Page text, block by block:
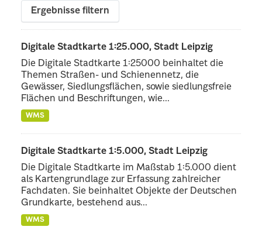
Ergebnisse filtern
Digitale Stadtkarte 1:25.000, Stadt Leipzig
Die Digitale Stadtkarte 1:25000 beinhaltet die
Themen Straßen- und Schienennetz, die
Gewässer, Siedlungsflächen, sowie siedlungsfreie
Flächen und Beschriftungen, wie...
WMS
Digitale Stadtkarte 1:5.000, Stadt Leipzig
Die Digitale Stadtkarte im Maßstab 1:5.000 dient
als Kartengrundlage zur Erfassung zahlreicher
Fachdaten. Sie beinhaltet Objekte der Deutschen
Grundkarte, bestehend aus...
WMS